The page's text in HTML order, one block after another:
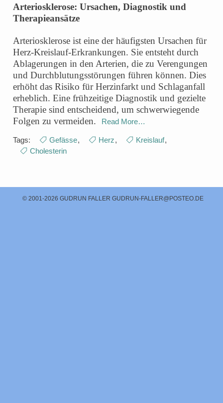
Arteriosklerose: Ursachen, Diagnostik und
Therapieansätze
Arteriosklerose ist eine der häufigsten Ursachen für
Herz-Kreislauf-Erkrankungen. Sie entsteht durch
Ablagerungen in den Arterien, die zu Verengungen
und Durchblutungsstörungen führen können. Dies
erhöht das Risiko für Herzinfarkt und Schlaganfall
erheblich. Eine frühzeitige Diagnostik und gezielte
Therapie sind entscheidend, um schwerwiegende
Folgen zu vermeiden.
Read More…
Tags: Gefässe, Herz, Kreislauf,
Cholesterin
© 2001-2026 GUDRUN FALLER GUDRUN-FALLER@POSTEO.DE